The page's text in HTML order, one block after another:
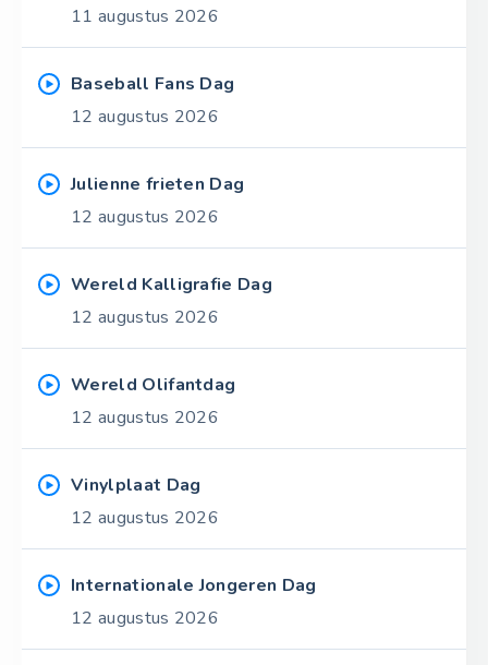
11 augustus 2026
Baseball Fans Dag
12 augustus 2026
Julienne frieten Dag
12 augustus 2026
Wereld Kalligrafie Dag
12 augustus 2026
Wereld Olifantdag
12 augustus 2026
Vinylplaat Dag
12 augustus 2026
Internationale Jongeren Dag
12 augustus 2026